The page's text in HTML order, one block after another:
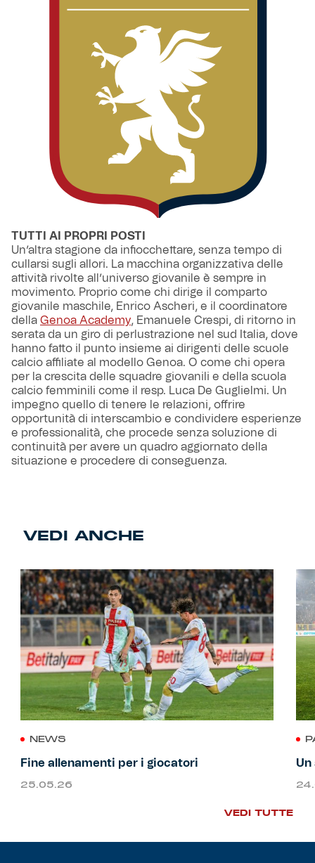
TUTTI AI PROPRI POSTI
Un’altra stagione da infiocchettare, senza tempo di
cullarsi sugli allori. La macchina organizzativa delle
attività rivolte all’universo giovanile è sempre in
movimento. Proprio come chi dirige il comparto
giovanile maschile, Enrico Ascheri, e il coordinatore
della Genoa Academy, Emanuele Crespi, di ritorno in
serata da un giro di perlustrazione nel sud Italia, dove
hanno fatto il punto insieme ai dirigenti delle scuole
calcio affiliate al modello Genoa. O come chi opera
per la crescita delle squadre giovanili e della scuola
calcio femminili come il resp. Luca De Guglielmi. Un
impegno quello di tenere le relazioni, offrire
opportunità di interscambio e condividere esperienze
e professionalità, che procede senza soluzione di
continuità per avere un quadro aggiornato della
situazione e procedere di conseguenza.
VEDI ANCHE
NEWS
Fine allenamenti per i giocatori
25.05.26
Un
VEDI TUTTE